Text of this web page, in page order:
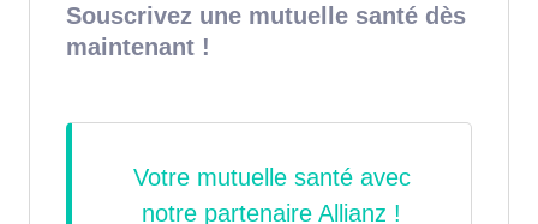
Souscrivez une mutuelle santé dès
maintenant !